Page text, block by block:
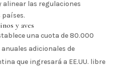
alinear las regulaciones
y aves
una cuota de 80.000
adicionales de
que ingresará a EE.UU. libre